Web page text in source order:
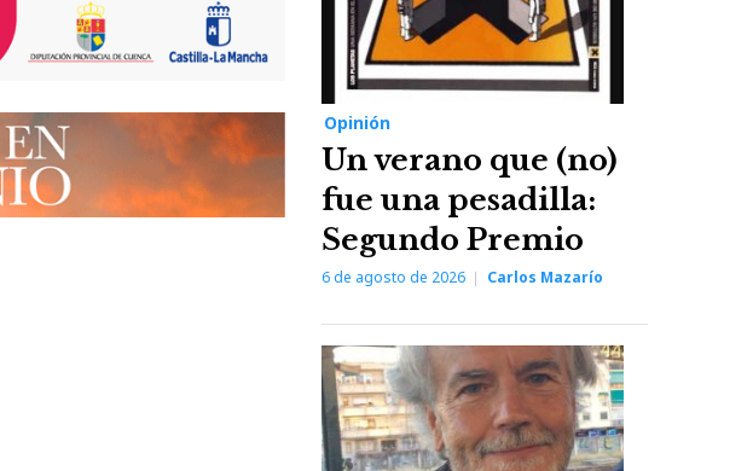
Opinión
Un verano que (no)
fue una pesadilla:
Segundo Premio
6 de agosto de 2026 Carlos Mazarío